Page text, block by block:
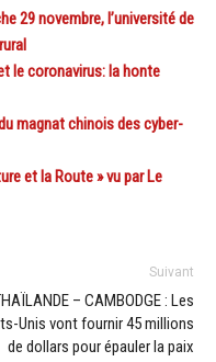
29 novembre, l’université de
le coronavirus: la honte
magnat chinois des cyber-
et la Route » vu par Le
Suivant
– CAMBODGE : Les
Unis vont fournir 45 millions
de dollars pour épauler la paix